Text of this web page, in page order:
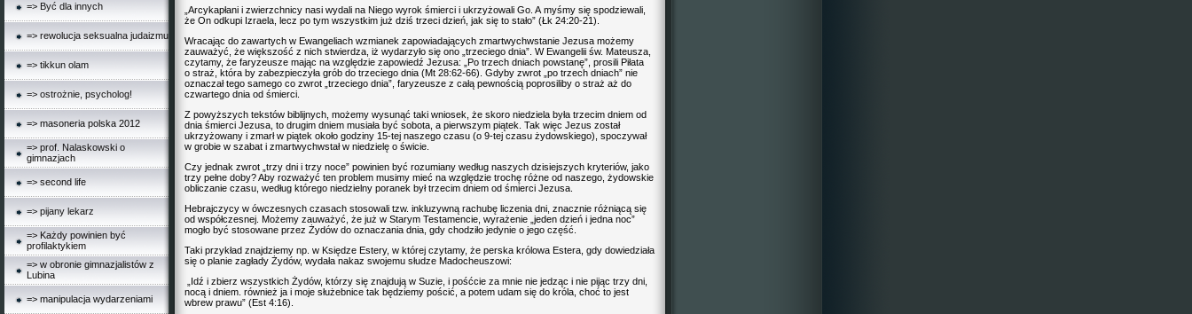
=> Być dla innych
=> rewolucja seksualna judaizmu
=> tikkun olam
=> ostrożnie, psycholog!
=> masoneria polska 2012
=> prof. Nalaskowski o
gimnazjach
=> second life
=> pijany lekarz
=> Każdy powinien być
profilaktykiem
=> w obronie gimnazjalistów z
Lubina
=> manipulacja wydarzeniami
„Arcykapłani i zwierzchnicy nasi wydali na Niego wyrok śmierci i ukrzyżowali Go. A myśmy się spodziewali,
że On odkupi Izraela, lecz po tym wszystkim już dziś trzeci dzień, jak się to stało” (Łk 24:20-21).
Wracając do zawartych w Ewangeliach wzmianek zapowiadających zmartwychwstanie Jezusa możemy
zauważyć, że większość z nich stwierdza, iż wydarzyło się ono „trzeciego dnia”. W Ewangelii św. Mateusza,
czytamy, że faryzeusze mając na względzie zapowiedź Jezusa: „Po trzech dniach powstanę”, prosili Piłata
o straż, która by zabezpieczyła grób do trzeciego dnia (Mt 28:62-66). Gdyby zwrot „po trzech dniach” nie
oznaczał tego samego co zwrot „trzeciego dnia”, faryzeusze z całą pewnością poprosiliby o straż aż do
czwartego dnia od śmierci.
Z powyższych tekstów biblijnych, możemy wysunąć taki wniosek, że skoro niedziela była trzecim dniem od
dnia śmierci Jezusa, to drugim dniem musiała być sobota, a pierwszym piątek. Tak więc Jezus został
ukrzyżowany i zmarł w piątek około godziny 15-tej naszego czasu (o 9-tej czasu żydowskiego), spoczywał
w grobie w szabat i zmartwychwstał w niedzielę o świcie.
Czy jednak zwrot „trzy dni i trzy noce” powinien być rozumiany według naszych dzisiejszych kryteriów, jako
trzy pełne doby? Aby rozważyć ten problem musimy mieć na względzie trochę różne od naszego, żydowskie
obliczanie czasu, według którego niedzielny poranek był trzecim dniem od śmierci Jezusa.
Hebrajczycy w ówczesnych czasach stosowali tzw. inkluzywną rachubę liczenia dni, znacznie różniącą się
od współczesnej. Możemy zauważyć, że już w Starym Testamencie, wyrażenie „jeden dzień i jedna noc”
mogło być stosowane przez Żydów do oznaczania dnia, gdy chodziło jedynie o jego część.
Taki przykład znajdziemy np. w Księdze Estery, w której czytamy, że perska królowa Estera, gdy dowiedziała
się o planie zagłady Żydów, wydała nakaz swojemu słudze Madocheuszowi:
„Idź i zbierz wszystkich Żydów, którzy się znajdują w Suzie, i pośćcie za mnie nie jedząc i nie pijąc trzy dni,
nocą i dniem. również ja i moje służebnice tak będziemy pościć, a potem udam się do króla, choć to jest
wbrew prawu” (Est 4:16).